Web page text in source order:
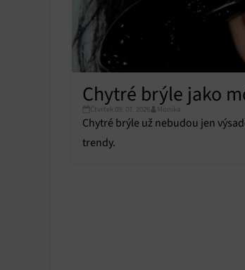
Chytré brýle jako
Čtvrtek 09. 07. 2026 Monika
Chytré brýle už nebudou jen
trendy.